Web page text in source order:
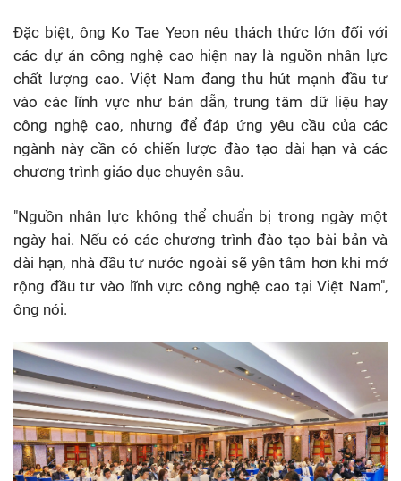
Đặc biệt, ông Ko Tae Yeon nêu thách thức lớn đối với
các dự án công nghệ cao hiện nay là nguồn nhân lực
chất lượng cao. Việt Nam đang thu hút mạnh đầu tư
vào các lĩnh vực như bán dẫn, trung tâm dữ liệu hay
công nghệ cao, nhưng để đáp ứng yêu cầu của các
ngành này cần có chiến lược đào tạo dài hạn và các
chương trình giáo dục chuyên sâu.
"Nguồn nhân lực không thể chuẩn bị trong ngày một
ngày hai. Nếu có các chương trình đào tạo bài bản và
dài hạn, nhà đầu tư nước ngoài sẽ yên tâm hơn khi mở
rộng đầu tư vào lĩnh vực công nghệ cao tại Việt Nam",
ông nói.